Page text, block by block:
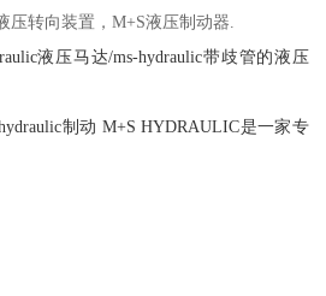
压转向装置，M+S液压制动器.
液压马达/ms-hydraulic带歧管的液压
制动 M+S HYDRAULIC是一家专